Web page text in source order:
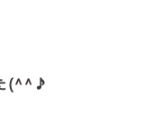
(^^♪